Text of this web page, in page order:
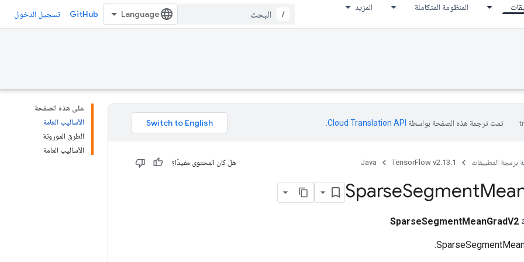
المنظومة المتكاملة المزيد
/
GitHub تسجيل الدخول
على هذه الصفحة
الأساليب العامة
الطرق الموروثة
الأساليب العامة
تمت ترجمة هذه الصفحة بواسطة Cloud Translation API‏
برمجة التطبيقات TensorFlow v2.13.1
Java هل كان المحتوى مفيدًا؟
SparseSegment
SparseSegmentMeanGradV2